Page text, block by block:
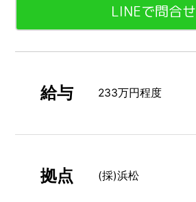
LINEで問合せ
給与 233万円程度
拠点 (採)浜松